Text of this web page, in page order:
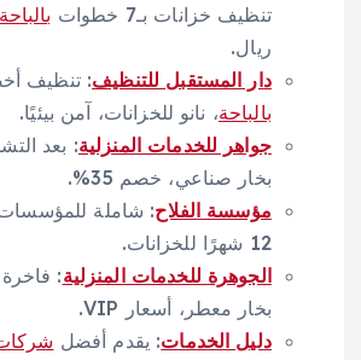
تنظيف خزانات بـ7 خطوات
بالباحة
ريال.
دار المستقبل للتنظيف: تنظيف
بالباحة، نانو للخزانات، آمن بيئيًا.
جواهر للخدمات المنزلية: بعد
بخار صناعي، خصم 35%.
مؤسسة الفلاح: شاملة
12 شهرًا للخزانات.
الجوهرة للخدمات المنزلية: فاخرة
بخار معطر، أسعار VIP.
دليل الخدمات: يقدم أفضل